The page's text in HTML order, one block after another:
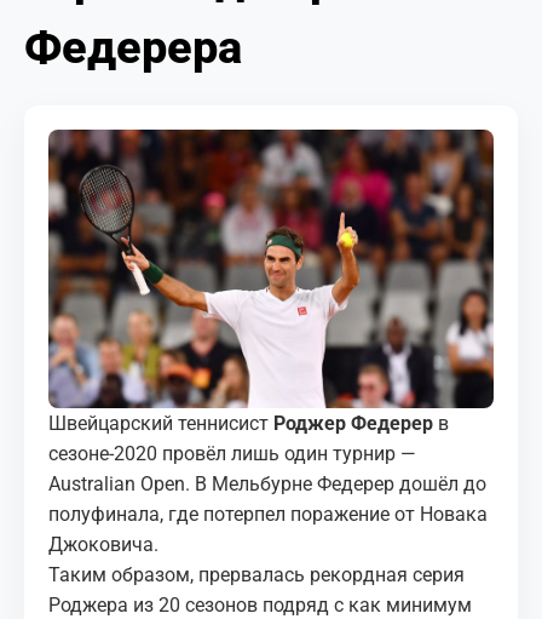
ДОКУМЕНТЫ
МЕДИА
КОРТЫ
КОНТАКТЫ
UZ-PIN
Федерера
Швейцарский теннисист Роджер Федерер в
сезоне-2020 провёл лишь один турнир —
Australian Open. В Мельбурне Федерер дошёл до
полуфинала, где потерпел поражение от Новака
Джоковича.
Таким образом, прервалась рекордная серия
Роджера из 20 сезонов подряд с как минимум